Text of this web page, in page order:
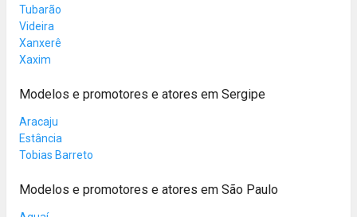
Tubarão
Videira
Xanxerê
Xaxim
Modelos e promotores e atores em Sergipe
Aracaju
Estância
Tobias Barreto
Modelos e promotores e atores em São Paulo